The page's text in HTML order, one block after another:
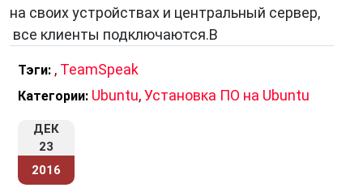
на своих устройствах и центральный сервер,
все клиенты подключаются.В
Тэги: , TeamSpeak
Категории: Ubuntu,Установка ПО на Ubuntu
ДЕК
23
2016